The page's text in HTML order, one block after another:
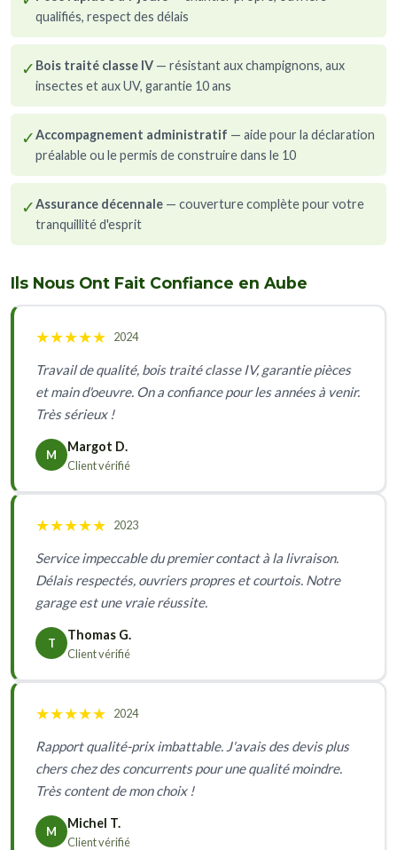
qualifiés, respect des délais
✓ Bois traité classe IV — résistant aux champignons, aux
insectes et aux UV, garantie 10 ans
✓Accompagnement administratif — aide pour la déclaration
préalable ou le permis de construire dans le 10
✓Assurance décennale — couverture complète pour votre
tranquillité d'esprit
Ils Nous Ont Fait Confiance en Aube
★★★★★ 2024
Travail de qualité, bois traité classe IV, garantie pièces
et main d'oeuvre. On a confiance pour les années à venir.
Très sérieux !
M
Margot D.
Client vérifié
★★★★★ 2023
Service impeccable du premier contact à la livraison.
Délais respectés, ouvriers propres et courtois. Notre
garage est une vraie réussite.
T
Thomas G.
Client vérifié
★★★★★ 2024
Rapport qualité-prix imbattable. J'avais des devis plus
chers chez des concurrents pour une qualité moindre.
Très content de mon choix !
M
Michel T.
Client vérifié